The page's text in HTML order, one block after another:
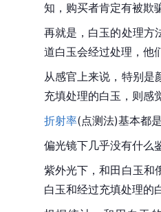
知，购买者肯定有被欺
再就是，白玉的处理方
道白玉会经过处理，他
从感官上来说，特别是
充填处理的白玉，则感
折射率(点测法)基本都
偏光镜下几乎没有什么
紫外光下，和田白玉和
白玉和经过充填处理的